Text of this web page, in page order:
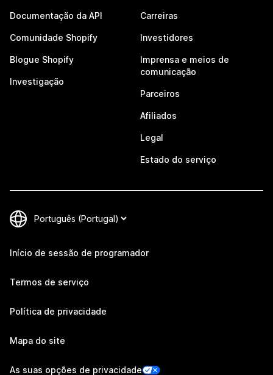
Documentação da API
Comunidade Shopify
Blogue Shopify
Investigação
Carreiras
Investidores
Imprensa e meios de
comunicação
Parceiros
Afiliados
Legal
Estado do serviço
Início de sessão de programador
Termos de serviço
Política de privacidade
Mapa do site
As suas opções de privacidade